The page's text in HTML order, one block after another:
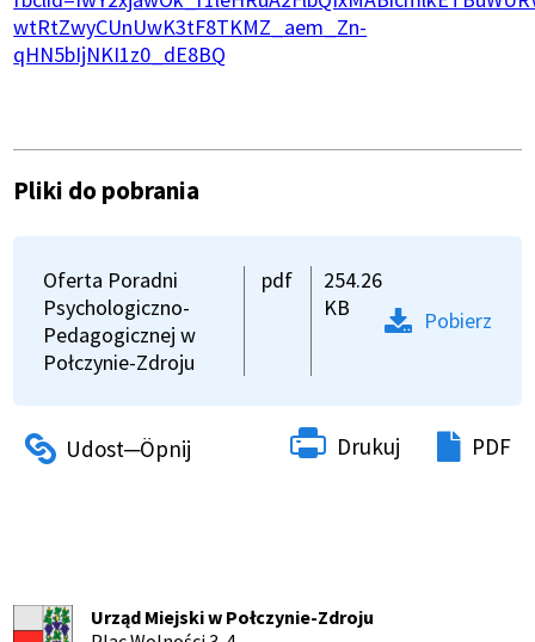
nowym
oknie
wtRtZwyCUnUwK3tF8TKMZ_aem_Zn-
qHN5bIjNKI1z0_dE8BQ
Pliki do pobrania
Oferta Poradni
Psychologiczno-
Pedagogicznej w
Połczynie-Zdroju
pdf
254.26
KB
Pobierz
Drukuj PDF
Urząd Miejski w Połczynie-Zdroju